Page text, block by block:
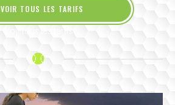
VOIR TOUS LES TARIFS